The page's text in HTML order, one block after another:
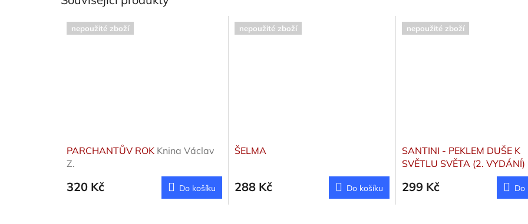
nepoužité zboží
PARCHANTŮV ROK Knina Václav
Z.
320 Kč Do košíku
nepoužité zboží
ŠELMA
288 Kč Do košíku
nepoužité zboží
SANTINI - PEKLEM DUŠE K
SVĚTLU SVĚTA (2. VYDÁNÍ)
299 Kč Do